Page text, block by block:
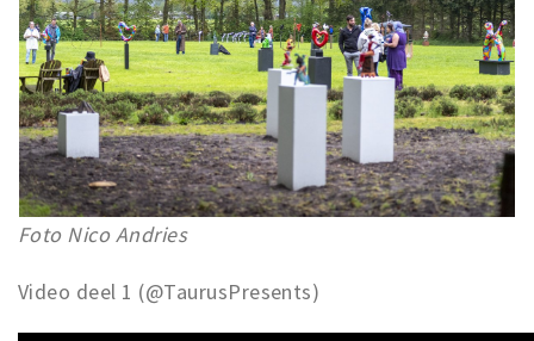
Foto Nico Andries
Video deel 1 (@TaurusPresents)